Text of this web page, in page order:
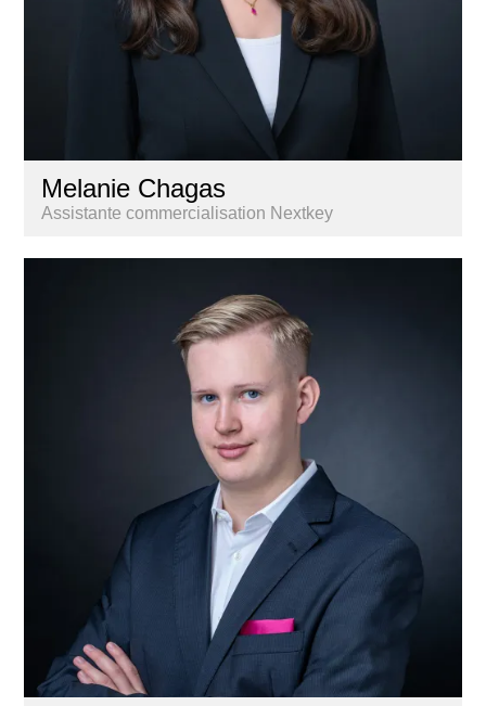
Melanie Chagas
Assistante commercialisation Nextkey